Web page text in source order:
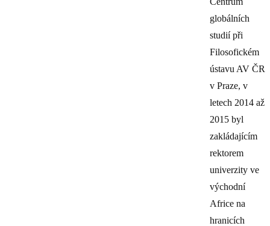
globálních
studií při
Filosofickém
ústavu AV ČR
v Praze, v
letech 2014 až
2015 byl
zakládajícím
rektorem
univerzity ve
východní
Africe na
hranicích